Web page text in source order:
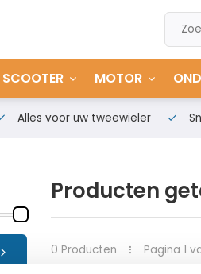
SCOOTER MOTOR
Alles voor uw tweewieler
Producten
0 Producten Pagina 1